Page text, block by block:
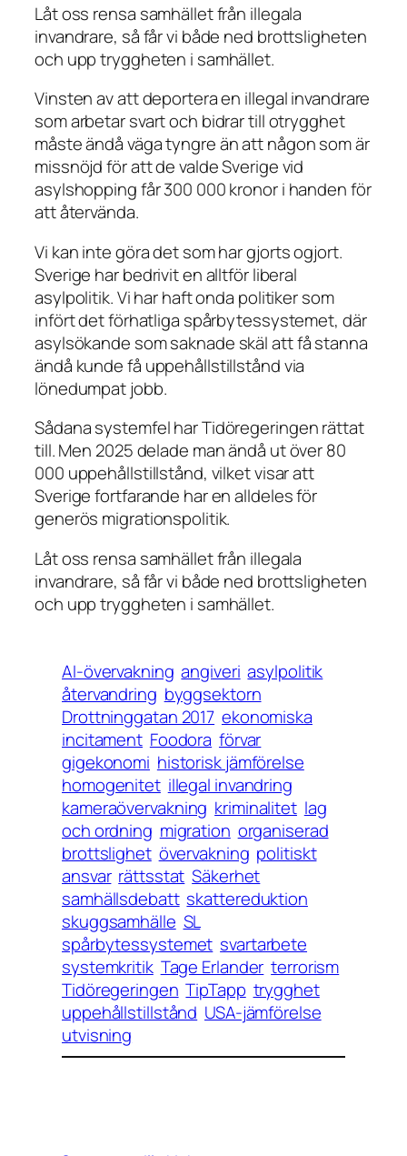
Låt oss rensa samhället från illegala
invandrare, så får vi både ned brottsligheten
och upp tryggheten i samhället.
Vinsten av att deportera en illegal invandrare
som arbetar svart och bidrar till otrygghet
måste ändå väga tyngre än att någon som är
missnöjd för att de valde Sverige vid
asylshopping får 300 000 kronor i handen för
att återvända.
Vi kan inte göra det som har gjorts ogjort.
Sverige har bedrivit en alltför liberal
asylpolitik. Vi har haft onda politiker som
infört det förhatliga spårbytessystemet, där
asylsökande som saknade skäl att få stanna
ändå kunde få uppehållstillstånd via
lönedumpat jobb.
Sådana systemfel har Tidöregeringen rättat
till. Men 2025 delade man ändå ut över 80
000 uppehållstillstånd, vilket visar att
Sverige fortfarande har en alldeles för
generös migrationspolitik.
Låt oss rensa samhället från illegala
invandrare, så får vi både ned brottsligheten
och upp tryggheten i samhället.
AI-övervakning angiveri asylpolitik
återvandring byggsektorn
Drottninggatan 2017 ekonomiska
incitament Foodora förvar
gigekonomi historisk jämförelse
homogenitet illegal invandring
kameraövervakning kriminalitet lag
och ordning migration organiserad
brottslighet övervakning politiskt
ansvar rättsstat Säkerhet
samhällsdebatt skattereduktion
skuggsamhälle SL
spårbytessystemet svartarbete
systemkritik Tage Erlander terrorism
Tidöregeringen TipTapp trygghet
uppehållstillstånd USA-jämförelse
utvisning